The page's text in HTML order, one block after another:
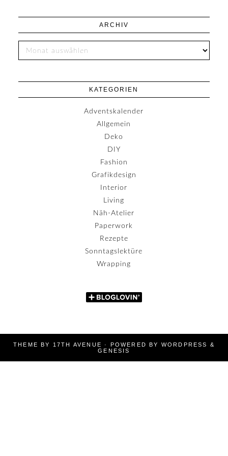
ARCHIV
KATEGORIEN
Adventskalender
Allgemein
Deko
DIY
Fashion
Grafikdesign
Interior
Living
Näh-Atelier
Paperwork
Rezepte
Sonntagslektüre
Wrapping
THEME BY 17TH AVENUE · POWERED BY WORDPRESS
&
GENESIS